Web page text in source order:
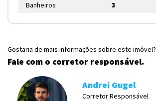
Banheiros
3
Gostaria de mais informações sobre este imóvel?
Fale com o corretor responsável.
Andrei Gugel
Corretor Responsável